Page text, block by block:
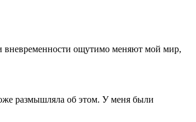
вневременности ощутимо меняют мой мир,
размышляла об этом. У меня были